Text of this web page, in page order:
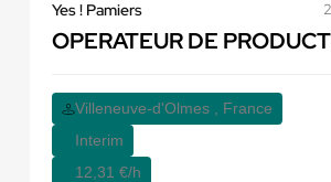
Yes ! Pamiers
OPERATEUR DE
Villeneuve-d'Olmes , France
Interim
12,31 €/h